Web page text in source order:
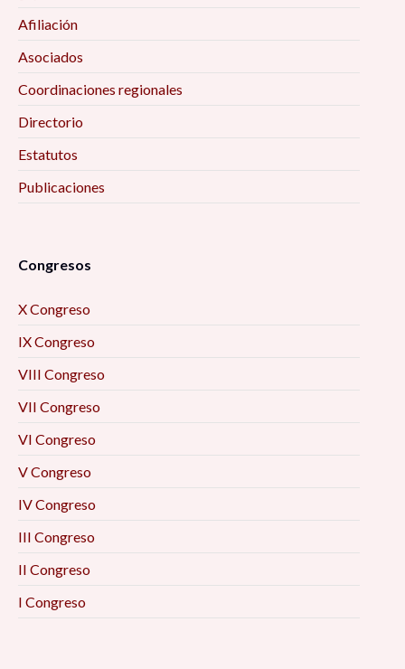
Afiliación
Asociados
Coordinaciones regionales
Directorio
Estatutos
Publicaciones
Congresos
X Congreso
IX Congreso
VIII Congreso
VII Congreso
VI Congreso
V Congreso
IV Congreso
III Congreso
II Congreso
I Congreso